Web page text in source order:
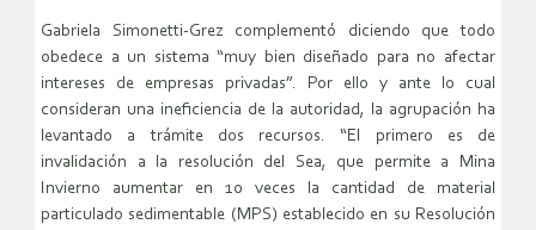
Gabriela Simonetti-Grez complementó diciendo que todo
obedece a un sistema “muy bien diseñado para no afectar
intereses de empresas privadas”. Por ello y ante lo cual
consideran una ineficiencia de la autoridad, la agrupación ha
levantado a trámite dos recursos. “El primero es de
invalidación a la resolución del Sea, que permite a Mina
Invierno aumentar en 10 veces la cantidad de material
particulado sedimentable (MPS) establecido en su Resolución